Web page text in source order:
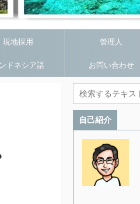
現地採用 管理人
ドネシア語 お問い合わせ
自己紹介